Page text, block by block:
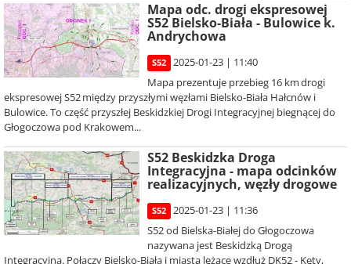
Mapa odc. drogi ekspresowej
S52 Bielsko-Biała - Bulowice k.
Andrychowa
S52
2025-01-23 | 11:40
Mapa prezentuje przebieg 16 km drogi
ekspresowej S52 między przyszłymi węzłami Bielsko-Biała Hałcnów i
Bulowice. To część przyszłej Beskidzkiej Drogi Integracyjnej biegnącej do
Głogoczowa pod Krakowem...
S52 Beskidzka Droga
Integracyjna - mapa odcinków
realizacyjnych, węzły drogowe
S52
2025-01-23 | 11:36
S52 od Bielska-Białej do Głogoczowa
nazywana jest Beskidzką Drogą
Integracyjną. Połączy Bielsko-Białą i miasta leżące wzdłuż DK52 - Kęty,